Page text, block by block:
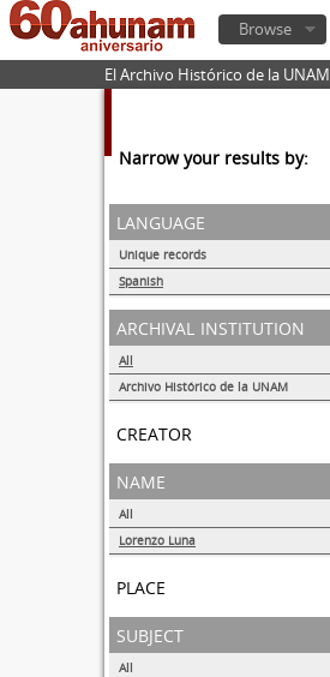
Browse
El Archivo Histórico de la UNAM
Narrow your results by:
language
Unique records
Spanish
archival institution
All
Archivo Histórico de la UNAM
creator
name
All
Lorenzo Luna
place
subject
All